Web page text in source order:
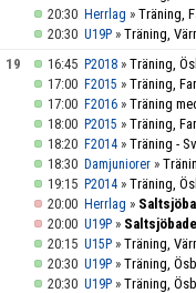
20:30 Herrlag » Träning,
20:30 U19P » Träning,
19
16:45 P2018 » Träning,
17:00 F2015 » Träning,
17:00 F2016 » Träning
18:00 P2015 » Träning,
18:20 F2014 » Träning -
18:30 Damjuniorer »
19:15 P2014 » Träning,
20:00 Herrlag »
20:00 U19P »
20:15 U15P » Träning,
20:30 U19P » Träning,
20:30 U19P » Träning,